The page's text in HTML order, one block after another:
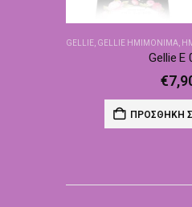
GELLIE, GELLIE ΗΜΙΜΌΝΙΜΑ,
Gellie E
€
ΠΡΟΣΘΉΚΗ